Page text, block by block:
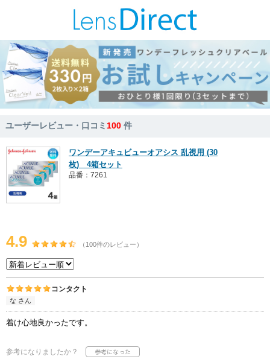
ユーザーレビュー・口コミ100 件
ワンデーアキュビューオアシス 乱視用 (30
枚) 4箱セット
品番：7261
4.9 （100件のレビュー）
コンタクト
な さん
着け心地良かったです。
参考になりましたか？